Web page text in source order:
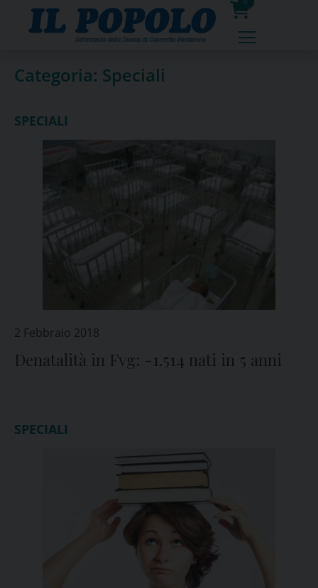
0
prodotti
Categoria: Speciali
SPECIALI
2 Febbraio 2018
Denatalità in Fvg: -1.514 nati in 5 anni
SPECIALI